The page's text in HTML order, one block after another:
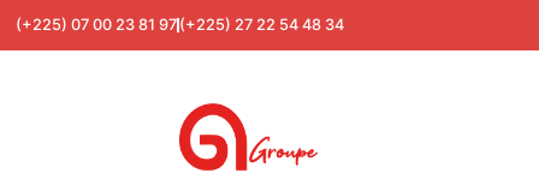
(+225) 07 00 23 81 97 (+225) 27 22 54 48 34